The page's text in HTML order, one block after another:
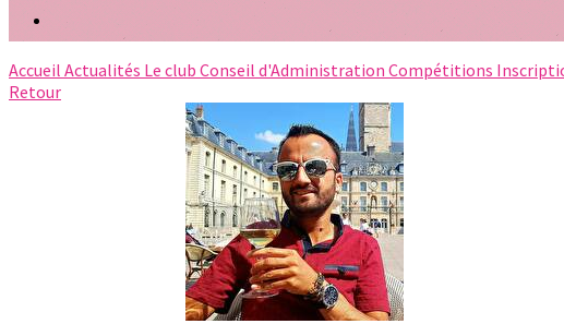
Accueil Actualités Le club Conseil d'Administration Compétitions
Retour